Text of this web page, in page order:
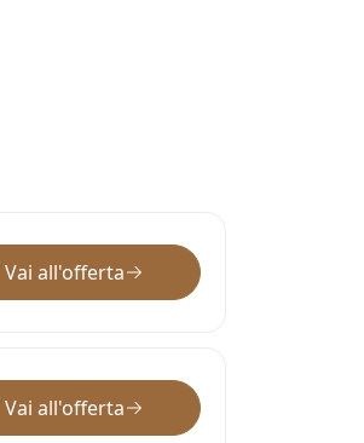
Vai all'offerta
Vai all'offerta